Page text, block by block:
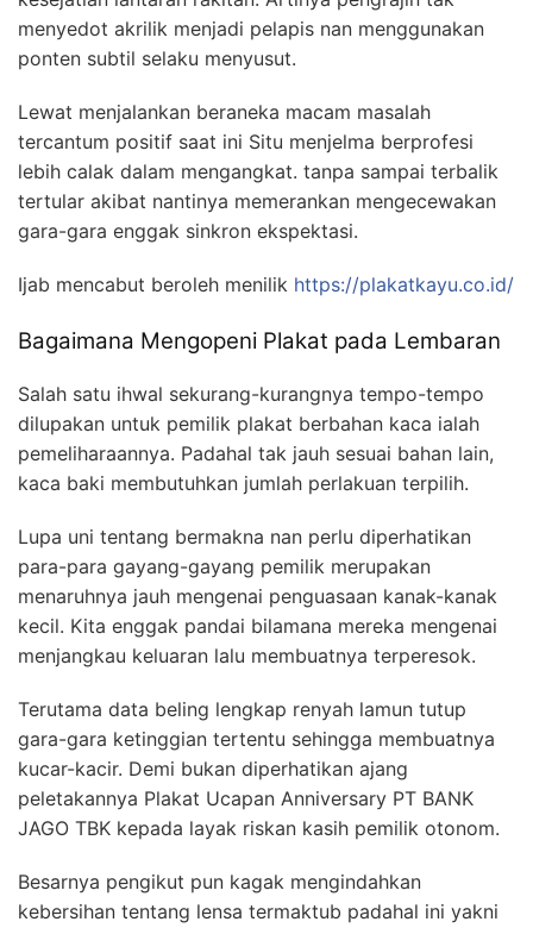
menyedot akrilik menjadi pelapis nan menggunakan
ponten subtil selaku menyusut.
Lewat menjalankan beraneka macam masalah
tercantum positif saat ini Situ menjelma berprofesi
lebih calak dalam mengangkat. tanpa sampai terbalik
tertular akibat nantinya memerankan mengecewakan
gara-gara enggak sinkron ekspektasi.
Ijab mencabut beroleh menilik https://plakatkayu.co.id/
Bagaimana Mengopeni Plakat pada Lembaran
Salah satu ihwal sekurang-kurangnya tempo-tempo
dilupakan untuk pemilik plakat berbahan kaca ialah
pemeliharaannya. Padahal tak jauh sesuai bahan lain,
kaca baki membutuhkan jumlah perlakuan terpilih.
Lupa uni tentang bermakna nan perlu diperhatikan
para-para gayang-gayang pemilik merupakan
menaruhnya jauh mengenai penguasaan kanak-kanak
kecil. Kita enggak pandai bilamana mereka mengenai
menjangkau keluaran lalu membuatnya terperesok.
Terutama data beling lengkap renyah lamun tutup
gara-gara ketinggian tertentu sehingga membuatnya
kucar-kacir. Demi bukan diperhatikan ajang
peletakannya Plakat Ucapan Anniversary PT BANK
JAGO TBK kepada layak riskan kasih pemilik otonom.
Besarnya pengikut pun kagak mengindahkan
kebersihan tentang lensa termaktub padahal ini yakni